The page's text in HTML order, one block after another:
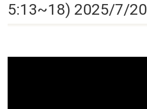
5:13~18) 2025/7/20